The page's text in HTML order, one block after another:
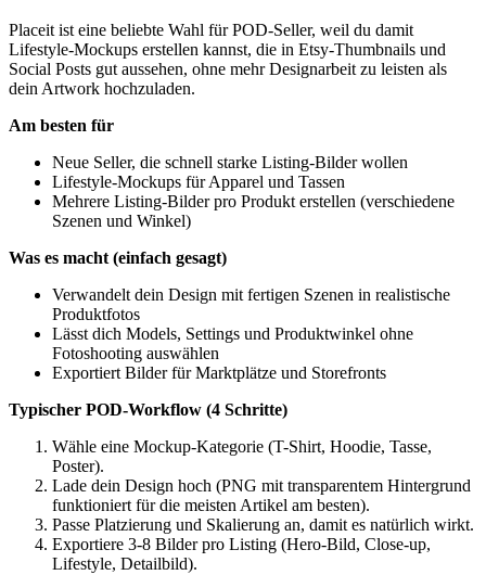
Placeit ist eine beliebte Wahl für POD-Seller, weil du damit
Lifestyle-Mockups erstellen kannst, die in Etsy-Thumbnails und
Social Posts gut aussehen, ohne mehr Designarbeit zu leisten als
dein Artwork hochzuladen.
Am besten für
Neue Seller, die schnell starke Listing-Bilder wollen
Lifestyle-Mockups für Apparel und Tassen
Mehrere Listing-Bilder pro Produkt erstellen (verschiedene
Szenen und Winkel)
Was es macht (einfach gesagt)
Verwandelt dein Design mit fertigen Szenen in realistische
Produktfotos
Lässt dich Models, Settings und Produktwinkel ohne
Fotoshooting auswählen
Exportiert Bilder für Marktplätze und Storefronts
Typischer POD-Workflow (4 Schritte)
Wähle eine Mockup-Kategorie (T-Shirt, Hoodie, Tasse,
Poster).
Lade dein Design hoch (PNG mit transparentem Hintergrund
funktioniert für die meisten Artikel am besten).
Passe Platzierung und Skalierung an, damit es natürlich wirkt.
Exportiere 3-8 Bilder pro Listing (Hero-Bild, Close-up,
Lifestyle, Detailbild).